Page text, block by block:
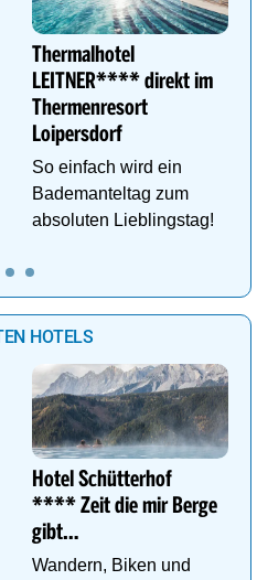
Thermalhotel
LEITNER**** direkt im
Thermenresort
Loipersdorf
So einfach wird ein
Bademanteltag zum
absoluten Lieblingstag!
HOTELS
Hotel Schütterhof
**** Zeit die mir Berge
gibt…
Wandern, Biken und